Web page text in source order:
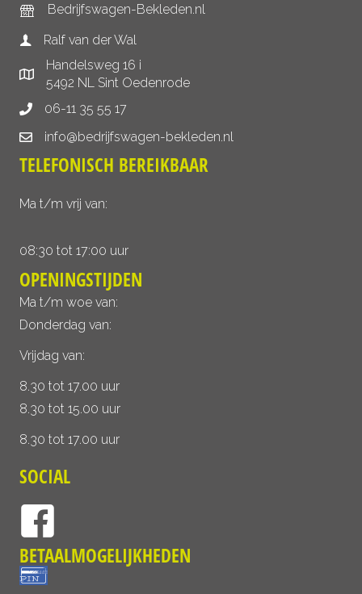
Bedrijfswagen-Bekleden.nl
Ralf van der Wal
Handelsweg 16 i
5492 NL Sint Oedenrode
06-11 35 55 17
info@bedrijfswagen-bekleden.nl
TELEFONISCH BEREIKBAAR
Ma t/m vrij van:
08:30 tot 17:00 uur
OPENINGSTIJDEN
Ma t/m woe van:
Donderdag van:
Vrijdag van:
8.30 tot 17.00 uur
8.30 tot 15.00 uur
8.30 tot 17.00 uur
SOCIAL
BETAALMOGELIJKHEDEN